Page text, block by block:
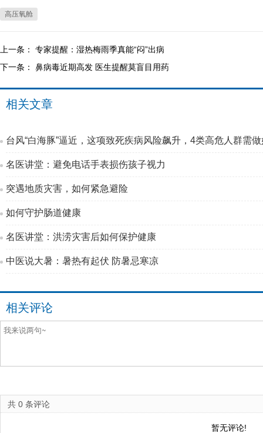
高压氧舱
上一条： 专家提醒：湿热梅雨季真能“闷”出病
下一条： 鼻病毒近期高发 医生提醒莫盲目用药
相关文章
台风“白海豚”逼近，这项致死疾病风险飙升，4类高危人群需
名医讲堂：避免电话手表损伤孩子视力
突遇地质灾害，如何紧急避险
如何守护肠道健康
名医讲堂：洪涝灾害后如何保护健康
中医说大暑：暑热有起伏 防暑忌寒凉
相关评论
共 0 条评论
暂无评论!